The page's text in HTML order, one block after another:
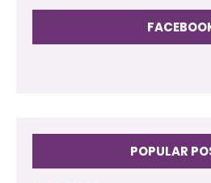
POPULAR